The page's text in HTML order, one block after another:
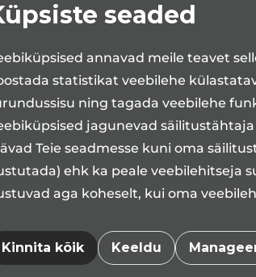
seaded
annavad meile teavet
statistikat veebilehe
ning tagada veebilehe
jagunevad
Teie seadmesse kuni oma
ehk ka peale veebilehitseja
aga koheselt, kui oma
Kinnita kõik Keeldu